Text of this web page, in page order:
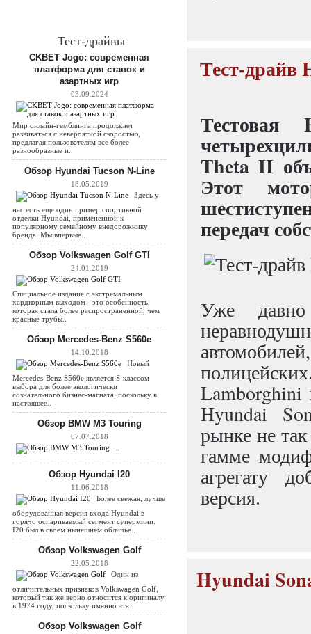
Тест-драйвы
CKBET Jogo: современная
платформа для ставок и
азартных игр
03.09.2024
Мир онлайн-гемблинга продолжает
развиваться с невероятной скоростью,
предлагая пользователям все более
разнообразные и..
Обзор Hyundai Tucson N-Line
18.05.2019
Здесь у
нас есть еще один пример спортивной
отделки Hyundai, примененной к
популярному семейному внедорожнику
бренда. Мы впервые..
Обзор Volkswagen Golf GTI
24.01.2019
Специальное издание с экстремальным
хардкорным выходом - это особенность,
которая стала более распространенной, чем
красные трубы..
Обзор Mercedes-Benz S560e
14.10.2018
Новый
Mercedes-Benz S560e является S-классом
выбора для более экологически
сознательного бизнес-магната, поскольку в
настоящее..
Обзор BMW M3 Touring
07.07.2018
Обзор Hyundai I20
11.06.2018
Более свежая, лучше
оборудованная версия входа Hyundai в
горячо оспариваемый сегмент супермини.
I20 был в своем нынешнем обличье..
Обзор Volkswagen Golf
22.05.2018
Один из
отличительных признаков Volkswagen Golf,
который так же верно относится к оригиналу
в 1974 году, поскольку именно эта..
Обзор Volkswagen Golf
Тест-драйв
Theta II
Этот
передач
Уже
Lamborghini
Hyundai
рынке не
гамме
агрегату
версия.
Hyundai